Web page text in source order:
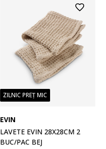
ZILNIC PREȚ MIC
EVIN
LAVETE EVIN 28X28CM 2
BUC/PAC BEJ